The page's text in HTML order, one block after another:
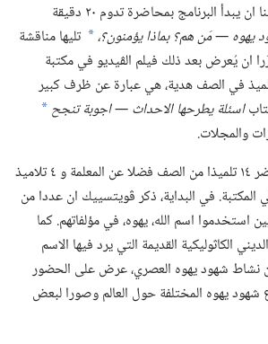
رتّب ڤويتسييك وماڠدلينا ان يبدأ البرنامج بمحاضرة تدوم ٢٠ دقيقة
يهوه —‏ مَن هم؟‏ بماذا يؤمنون؟‏،‏* تليها مناقشة
ان يُعرض بعد ذلك فيلم الڤيديو في مكتبة
في الصف هدية،‏ هي عبارة عن ظرف كبير
اسئلة يطرحها الاحداث —‏ اجوبة تنجح *
والمجلات.‏
حان موعد البرنامج،‏ فحضر ١٤ تلميذا من الصف فضلا عن المعلمة و ٤ تلاميذ
في البداية،‏ ذكر ڤويتسييك ان عددا من
استخدموا اسم الله،‏ يهوه،‏ في مؤلفاتهم.‏ كما
الكاثوليكية القديمة التي يرد فيها الاسم
نشاط شهود يهوه العصري،‏ عرض على الحضور
يهوه المختلفة حول العالم وصورا لبعض